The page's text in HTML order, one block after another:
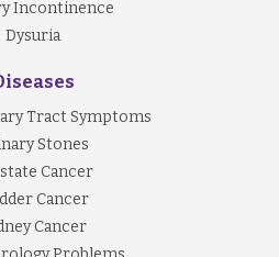
Incontinence
Dysuria
Tract Symptoms
Stones
Cancer
Cancer
Cancer